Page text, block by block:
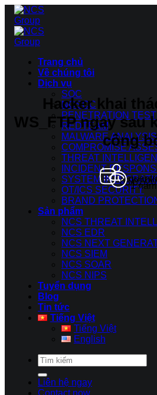
Bỏ
qua
nội
dung
Trang chủ
Về chúng tôi
Dịch vụ
SOC
NCSOC
PENETRATION
REDTEAM
MALWARE ANALYSIS
COMPROMISE
THREAT
INCIDENT
SYSTEM
OT/ICS SECURITY
BRAND
Sản phẩm
NCS THREAT
NCS EDR
NCS NEXT
NCS SIEM
NCS SOAR
NCS NIPS
Tuyển dụng
Blog
Tin tức
Tiếng Việt
Tiếng Việt
English
Liên hệ ngay
Contact now
Hacker khai
WS_FTP ngay sau
công
quantri
08/07/
1 năm